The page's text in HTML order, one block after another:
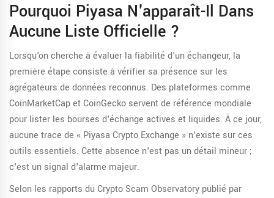
Pourquoi Piyasa N'apparaît-Il Dans
Aucune Liste Officielle ?
Lorsqu'on cherche à évaluer la fiabilité d'un échangeur, la
première étape consiste à vérifier sa présence sur les
agrégateurs de données reconnus. Des plateformes comme
CoinMarketCapetCoinGecko servent de référence mondiale
pour lister les bourses d'échange actives et liquides. À ce jour,
aucune trace de « Piyasa Crypto Exchange » n'existe sur ces
outils essentiels. Cette absence n'est pas un détail mineur ;
c'est un signal d'alarme majeur.
Selon les rapports duCrypto Scam Observatory publié par